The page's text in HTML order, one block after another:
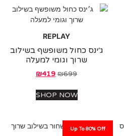
REPLAY
ג׳ינס כחול משופשף בשילוב
שרוך וגומי למעלה
₪
₪419
SHOP NOW
Up To 80% Off